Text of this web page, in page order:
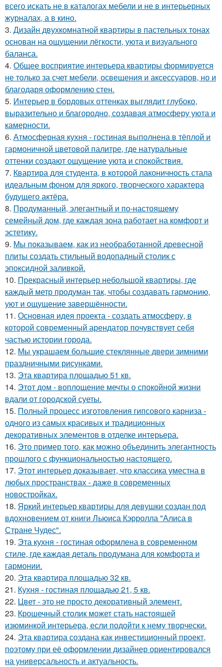
всего искать не в каталогах мебели и не в интерьерных
журналах, а в кино.
3. Дизайн двухкомнатной квартиры в пастельных тонах
основан на ощущении лёгкости, уюта и визуального
баланса.
4. Общее восприятие интерьера квартиры формируется
не только за счет мебели, освещения и аксессуаров, но и
благодаря оформлению стен.
5. Интерьер в бордовых оттенках выглядит глубоко,
выразительно и благородно, создавая атмосферу уюта и
камерности.
6. Атмосферная кухня - гостиная выполнена в тёплой и
гармоничной цветовой палитре, где натуральные
оттенки создают ощущение уюта и спокойствия.
7. Квартира для студента, в которой лаконичность стала
идеальным фоном для яркого, творческого характера
будущего актёра.
8. Продуманный, элегантный и по-настоящему
семейный дом, где каждая зона работает на комфорт и
эстетику.
9. Мы показываем, как из необработанной древесной
плиты создать стильный водопадный столик с
эпоксидной заливкой.
10. Прекрасный интерьер небольшой квартиры, где
каждый метр продуман так, чтобы создавать гармонию,
уют и ощущение завершённости.
11. Основная идея проекта - создать атмосферу, в
которой современный арендатор почувствует себя
частью истории города.
12. Мы украшаем большие стеклянные двери зимними
праздничными рисунками.
13. Эта квартира площадью 51 кв.
14. Этот дом - воплощение мечты о спокойной жизни
вдали от городской суеты.
15. Полный процесс изготовления гипсового карниза -
одного из самых красивых и традиционных
декоративных элементов в отделке интерьера.
16. Это пример того, как можно объединить элегантность
прошлого с функциональностью настоящего.
17. Этот интерьер доказывает, что классика уместна в
любых пространствах - даже в современных
новостройках.
18. Яркий интерьер квартиры для девушки создан под
вдохновением от книги Льюиса Кэрролла "Алиса в
Стране Чудес".
19. Эта кухня - гостиная оформлена в современном
стиле, где каждая деталь продумана для комфорта и
гармонии.
20. Эта квартира площадью 32 кв.
21. Кухня - гостиная площадью 21, 5 кв.
22. Цвет - это не просто декоративный элемент.
23. Крошечный столик может стать настоящей
изюминкой интерьера, если подойти к нему творчески.
24. Эта квартира создана как инвестиционный проект,
поэтому при её оформлении дизайнер ориентировался
на универсальность и актуальность.